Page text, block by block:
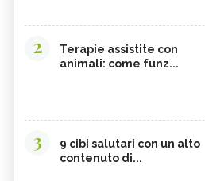
2
Terapie assistite con
animali: come funz...
3
9 cibi salutari con un alto
contenuto di...